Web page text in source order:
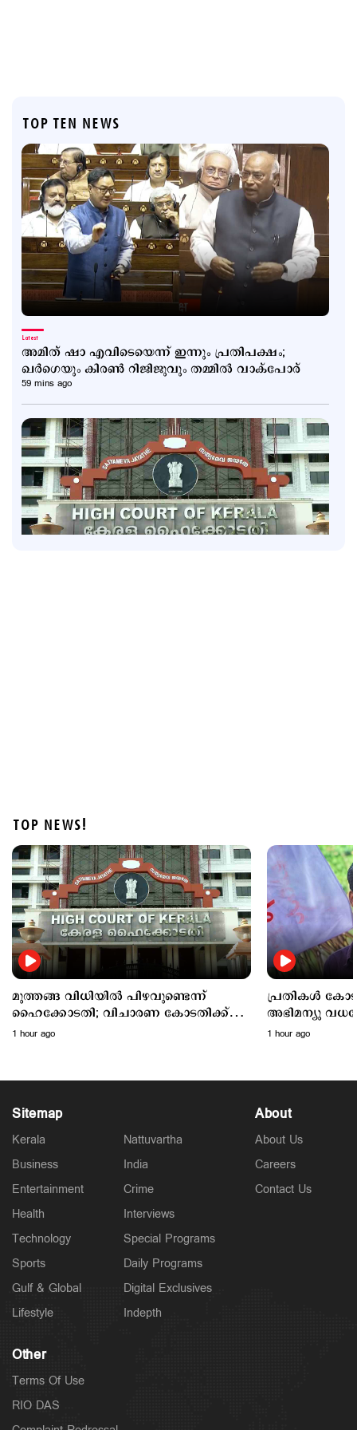
TOP TEN NEWS
Latest
അമിത് ഷാ എവിടെയെന്ന് ഇന്നും പ്രതിപക്ഷം;
ഖര്‍ഗെയും കിരണ്‍ റിജിജുവും തമ്മില്‍ വാക്പോര്
59 mins ago
Latest
പ്രതികള്‍ കോടതിയിലെത്തണം; അഭിമന്യു
വധക്കേസില്‍ നിലപാട് കടുപ്പിച്ച് കോടതി
1 hour ago
Latest
ഐ.പി.ബിനുവിന് ജാമ്യം
2 hours ago
TOP NEWS!
മുത്തങ്ങ വിധിയില്‍ പിഴവുണ്ടെന്ന്
ഹൈക്കോടതി; വിചാരണ കോടതിക്ക്
വിമര്‍ശനം
1 hour ago
പ്രതികള്‍
അഭിമന്യു
കടുപ്പിച്ച്
1 hour ago
Sitemap
Kerala
Business
Entertainment
Health
Technology
Sports
Gulf & Global
Lifestyle
Nattuvartha
India
Crime
Interviews
Special Programs
Daily Programs
Digital Exclusives
Indepth
About
About Us
Careers
Contact Us
Other
Terms Of Use
RIO DAS